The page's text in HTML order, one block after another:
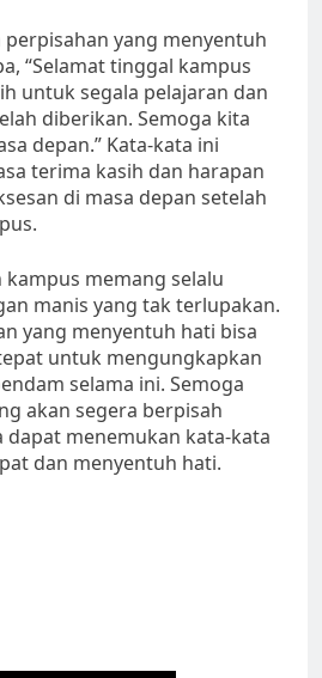
yang menyentuh
“Selamat tinggal kampus
untuk segala pelajaran dan
diberikan. Semoga kita
depan.” Kata-kata ini
terima kasih dan harapan
di masa depan setelah
memang selalu
manis yang tak terlupakan.
yang menyentuh hati bisa
untuk mengungkapkan
selama ini. Semoga
akan segera berpisah
dapat menemukan kata-kata
dan menyentuh hati.